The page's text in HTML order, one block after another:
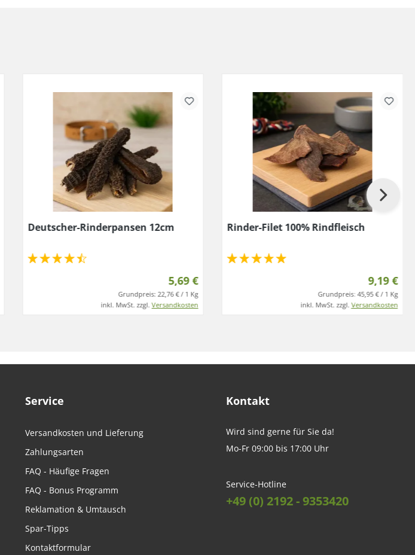
Deutscher-Rinderpansen 12cm
5,69 €
Grundpreis:22,76 € / 1 Kg
inkl. MwSt. zzgl.Versandkosten
Rinder-Filet 100% Rindfleisch
9,19 €
Grundpreis:45,95 € / 1 Kg
inkl. MwSt. zzgl.Versandkosten
Service
Versandkosten und Lieferung
Zahlungsarten
FAQ - Häufige Fragen
FAQ - Bonus Programm
Reklamation & Umtausch
Spar-Tipps
Kontaktformular
Kontakt
Wird sind gerne für Sie da!
Mo-Fr 09:00 bis 17:00 Uhr
Service-Hotline
+49 (0) 2192 - 9353420